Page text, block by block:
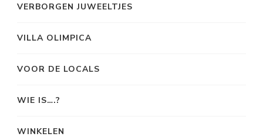
VERBORGEN JUWEELTJES
VILLA OLIMPICA
VOOR DE LOCALS
WIE IS….?
WINKELEN